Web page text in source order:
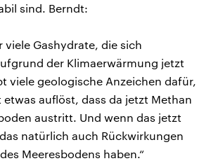
sind. Berndt:
viele Gashydrate, die sich
der Klimaerwärmung jetzt
viele geologische Anzeichen dafür,
etwas auflöst, dass da jetzt Methan
austritt. Und wenn das jetzt
natürlich auch Rückwirkungen
Meeresbodens haben.“